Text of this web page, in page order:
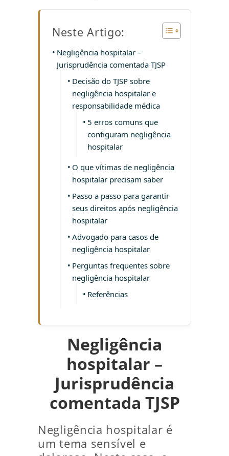
Neste Artigo:
Negligência hospitalar –
Jurisprudência comentada TJSP
Decisão do TJSP sobre
negligência hospitalar e
responsabilidade médica
5 erros comuns que
configuram negligência
hospitalar
O que vítimas de negligência
hospitalar precisam saber
Passo a passo para garantir
seus direitos após negligência
hospitalar
Advogado para casos de
negligência hospitalar
Perguntas frequentes sobre
negligência hospitalar
Referências
Negligência
hospitalar –
Jurisprudência
comentada TJSP
Negligência hospitalar é
um tema sensível e